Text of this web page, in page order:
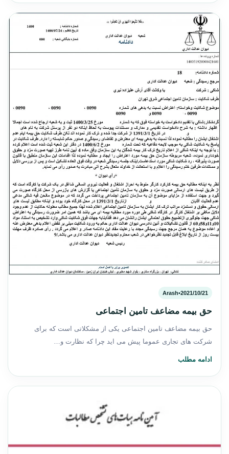
2021/10/21
•
Arash
حق بیمه مضاعف تامین اجتماعی
حق بیمه مضاعف تامین اجتماعی یکی از مشکلاتی است که برای
شرکت های تجاری عموما پیش می اید چرا که نظارت و…
ادامه مطلب